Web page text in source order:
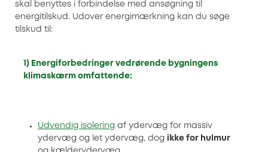
skal benyttes i forbindelse med ansøgning til
energitilskud. Udover energimærkning kan du søge
tilskud til:
1) Energiforbedringer vedrørende bygningens
klimaskærm omfattende:
Udvendig isolering af ydervæg for massiv
ydervæg og let ydervæg, dog
ikke for hulmur